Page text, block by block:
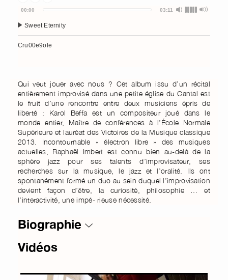
Audio
Player
Sweet Eternity
Cru00e9ole
00:00 03:11
Qui veut jouer avec nous ? Cet album issu d’un récital
entièrement improvisé dans une petite église du Cantal est
le fruit d’une rencontre entre deux musiciens épris de
liberté : Karol Beffa est un compositeur joué dans le
monde entier, Maître de conférences à l’École Normale
Supérieure et lauréat des Victoires de la Musique classique
2013. Incontournable « électron libre » des musiques
actuelles, Raphaël Imbert est connu bien au-delà de la
sphère jazz pour ses talents d’improvisateur, ses
recherches sur la musique, le jazz et l’oralité. Ils ont
spontanément formé un duo au sein duquel l’improvisation
devient façon d’être, la curiosité, philosophie … et
l’interactivité, une impé- rieuse nécessité.
Biographie
Vidéos